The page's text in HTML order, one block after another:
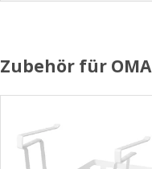
Zubehör für